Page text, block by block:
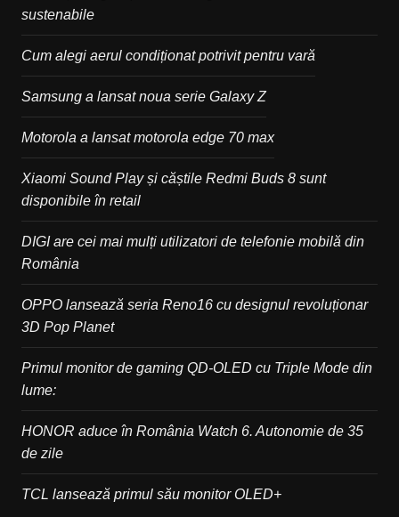
sustenabile
Cum alegi aerul condiționat potrivit pentru vară
Samsung a lansat noua serie Galaxy Z
Motorola a lansat motorola edge 70 max
Xiaomi Sound Play și căștile Redmi Buds 8 sunt
disponibile în retail
DIGI are cei mai mulți utilizatori de telefonie mobilă din
România
OPPO lansează seria Reno16 cu designul revoluționar
3D Pop Planet
Primul monitor de gaming QD-OLED cu Triple Mode din
lume:
HONOR aduce în România Watch 6. Autonomie de 35
de zile
TCL lansează primul său monitor OLED+